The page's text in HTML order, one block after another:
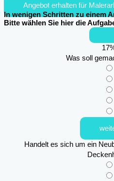
Angebot erhalten für
In wenigen Schritten zu einem
Bitte wählen Sie hier die
17
Was soll
Handelt es sich um ein